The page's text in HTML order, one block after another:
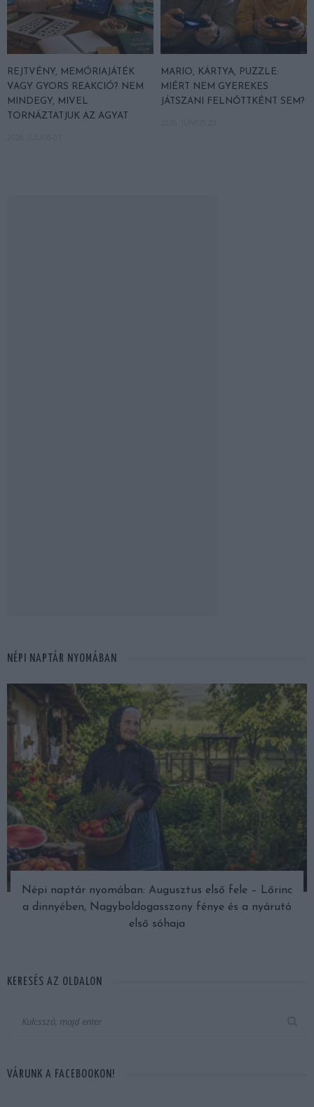
REJTVÉNY, MEMÓRIAJÁTÉK
VAGY GYORS REAKCIÓ? NEM
MINDEGY, MIVEL
TORNÁZTATJUK AZ AGYAT
MARIO, KÁRTYA, PUZZLE:
MIÉRT NEM GYEREKES
JÁTSZANI FELNŐTTKÉNT SEM?
NÉPI NAPTÁR NYOMÁBAN
Népi naptár nyomában: Augusztus első fele – Lőrinc
a dinnyében, Nagyboldogasszony fénye és a nyárutó
első sóhaja
KERESÉS AZ OLDALON
VÁRUNK A FACEBOOKON!